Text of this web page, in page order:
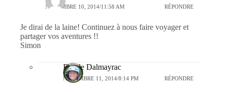
NOVEMBRE 10, 2014/11:58 AM RÉPONDRE
Je dirai de la laine! Continuez à nous faire voyager et
partager vos aventures !!
Simon
Estelle Dalmayrac
NOVEMBRE 11, 2014/8:14 PM RÉPONDRE